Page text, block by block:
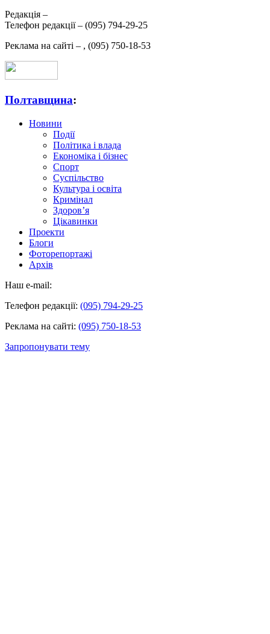
Редакція –
Телефон редакції – (095) 794-29-25
Реклама на сайті – , (095) 750-18-53
Полтавщина:
Новини
Події
Політика і влада
Економіка і бізнес
Спорт
Суспільство
Культура і освіта
Кримінал
Здоров’я
Цікавинки
Проекти
Блоги
Фоторепортажі
Архів
Наш e-mail:
Телефон редакції: (095) 794-29-25
Реклама на сайті: (095) 750-18-53
Запропонувати тему